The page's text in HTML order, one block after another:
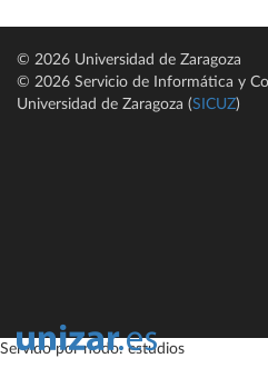
© 2026 Universidad de Zaragoza
© 2026 Servicio de Informática y
Universidad de Zaragoza (SICUZ)
Servido por nodo: estudios